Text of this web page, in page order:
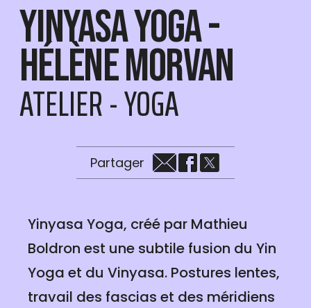
Yinyasa Yoga -
Hélène Morvan
ATELIER - YOGA
Partager
Yinyasa Yoga, créé par Mathieu
Boldron est une subtile fusion du Yin
Yoga et du Vinyasa. Postures lentes,
travail des fascias et des méridiens